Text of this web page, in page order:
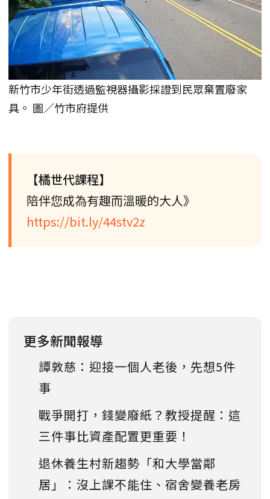
新竹市少年街透過監視器攝影採證到民眾棄置廢家
具。 圖／竹市府提供
【橘世代課程】
陪伴您成為有趣而溫暖的大人》
https://bit.ly/44stv2z
更多新聞報導
譚敦慈：迎接一個人老後，先想5件
事
戰爭開打，錢變廢紙？教授提醒：這
三件事比資產配置更重要！
退休養生村新趨勢「和大學當鄰
居」：沒上課不能住、宿舍變養老房